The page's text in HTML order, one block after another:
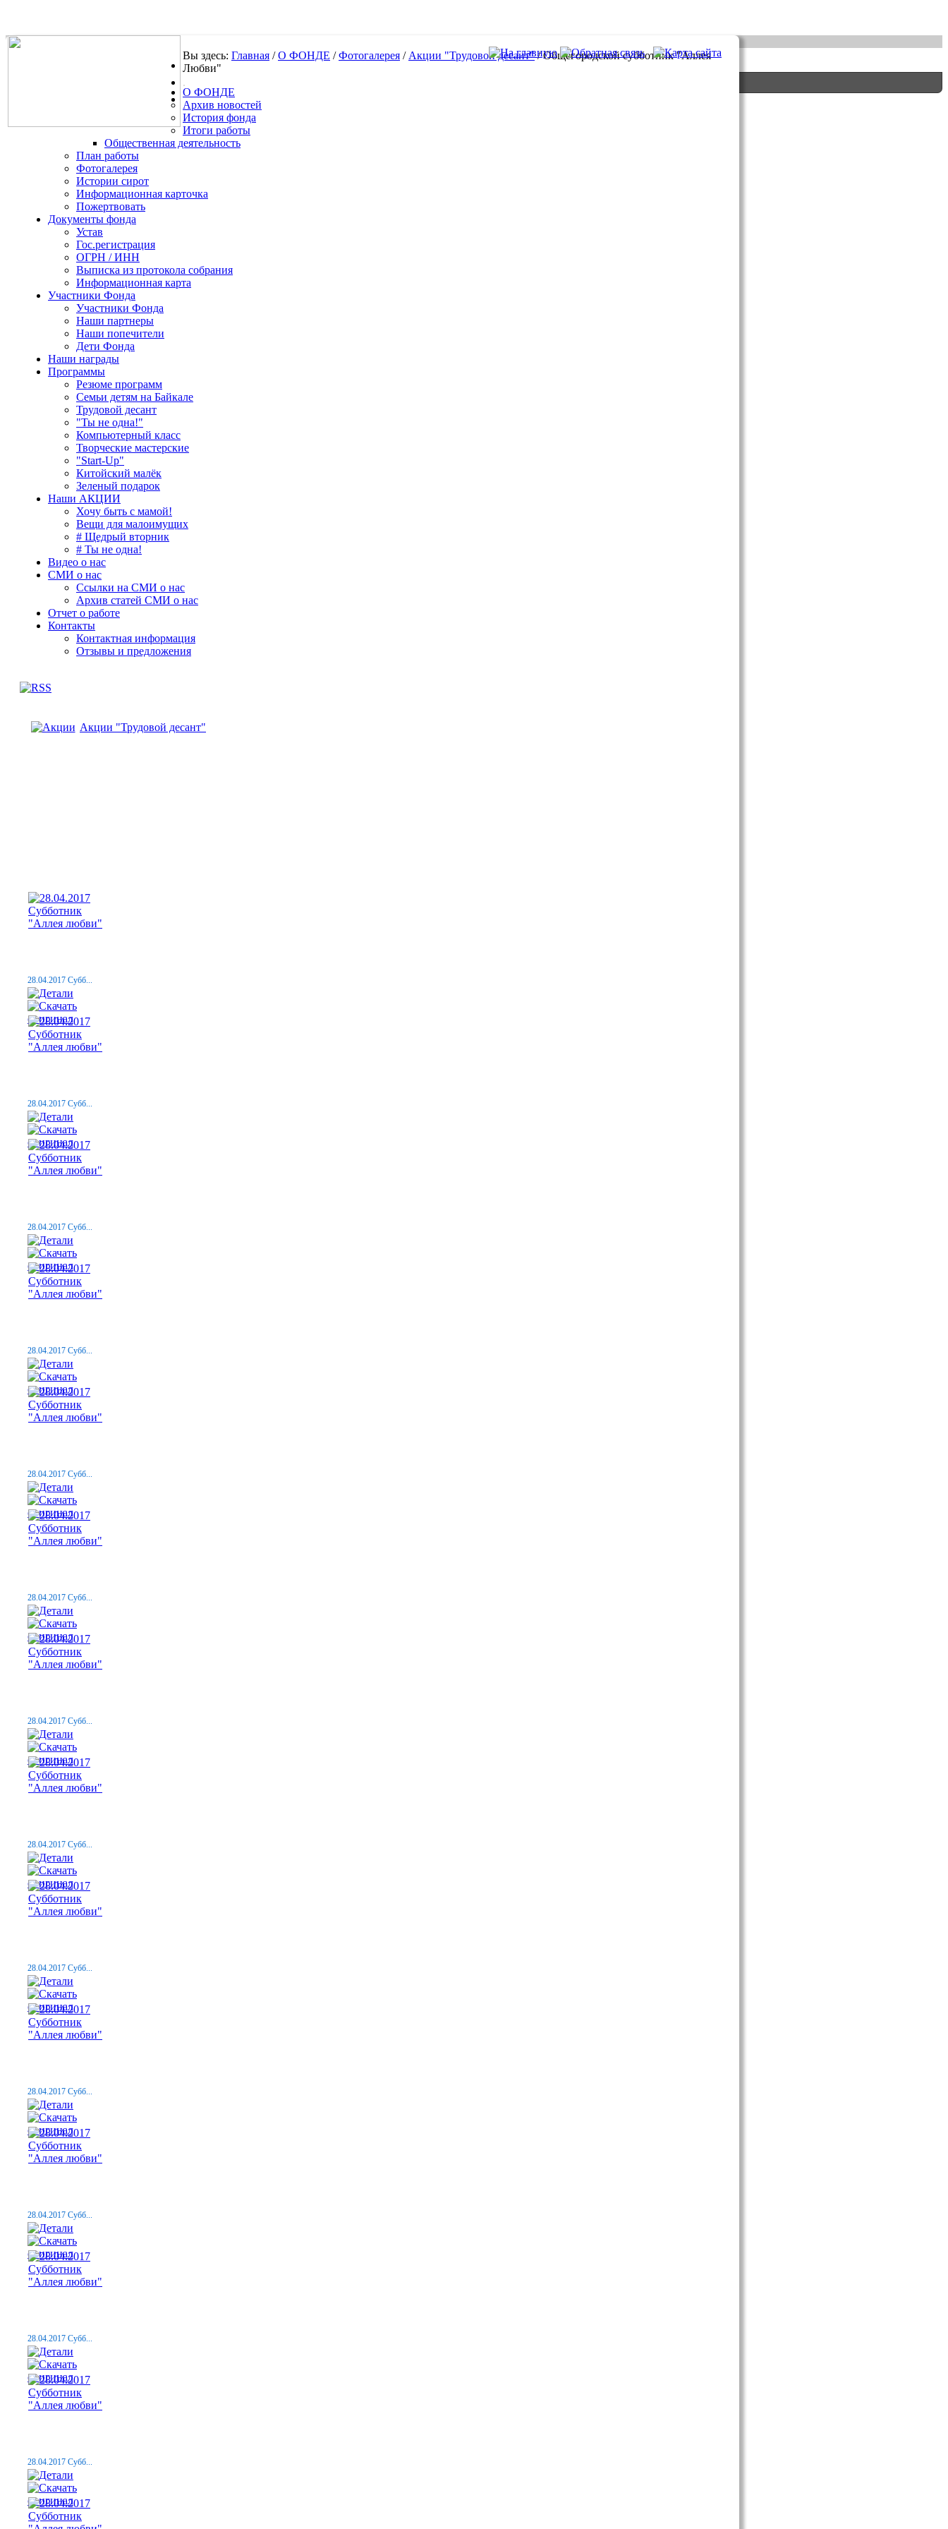
.
Вы здесь: Главная /О ФОНДЕ /Фотогалерея / Акции "Трудовой десант"/Общегородской субботник "Аллея
Любви"
О ФОНДЕ
Архив новостей
История фонда
Итоги работы
Общественная деятельность
План работы
Фотогалерея
Истории сирот
Информационная карточка
Пожертвовать
Документы фонда
Устав
Гос.регистрация
ОГРН / ИНН
Выписка из протокола собрания
Информационная карта
Участники Фонда
Участники Фонда
Наши партнеры
Наши попечители
Дети Фонда
Наши награды
Программы
Резюме программ
Семьи детям на Байкале
Трудовой десант
"Ты не одна!"
Компьютерный класс
Творческие мастерские
"Start-Up"
Китойский малёк
Зеленый подарок
Наши АКЦИИ
Хочу быть с мамой!
Вещи для малоимущих
# Щедрый вторник
# Ты не одна!
Видео о нас
СМИ о нас
Ссылки на СМИ о нас
Архив статей СМИ о нас
Отчет о работе
Контакты
Контактная информация
Отзывы и предложения
Акции "Трудовой десант"
28.04.2017 Субб...
28.04.2017 Субб...
28.04.2017 Субб...
28.04.2017 Субб...
28.04.2017 Субб...
28.04.2017 Субб...
28.04.2017 Субб...
28.04.2017 Субб...
28.04.2017 Субб...
28.04.2017 Субб...
28.04.2017 Субб...
28.04.2017 Субб...
28.04.2017 Субб...